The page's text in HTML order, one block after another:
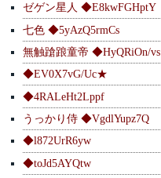
ゼゲン星人 ◆E8kwFGHptY
七色 ◆5yAzQ5rmCs
無触蹌踉童帝 ◆HyQRiOn/vs
◆EV0X7vG/Uc★
◆4RALeHt2Lppf
うっかり侍 ◆VgdlYupz7Q
◆l872UrR6yw
◆toJd5AYQtw